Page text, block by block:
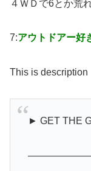
４ＷＤで6とか荒
7:アウトドアー好
This is description
► GET THE